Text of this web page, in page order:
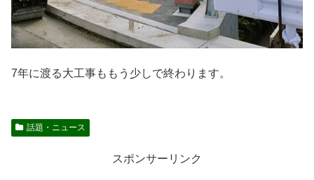
7年に渡る大工事ももう少しで終わります。
話題・ニュース
スポンサーリンク